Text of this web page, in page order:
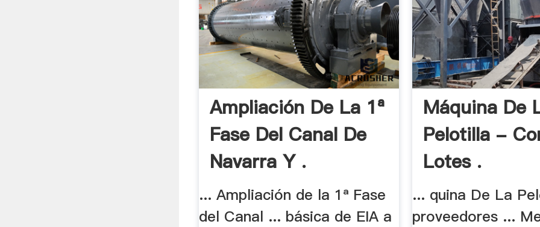
Ampliación De La 1ª
Fase Del Canal De
Navarra Y .
... Ampliación de la 1ª Fase
del Canal ... básica de EIA a
Máquina De
Pelotilla -
Lotes .
... quina De La
proveedores ...